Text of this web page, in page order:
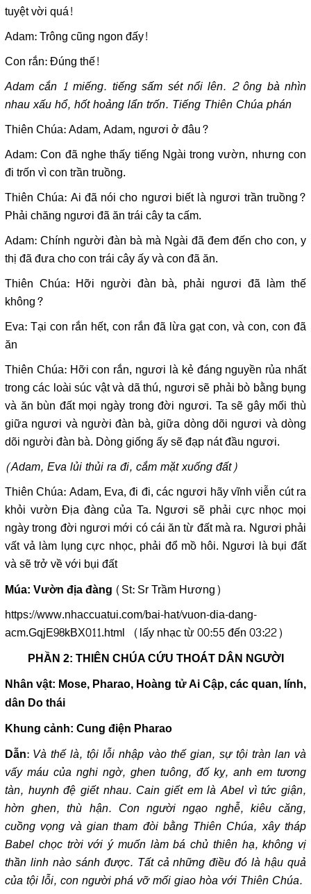
tuyệt vời quá!
Adam: Trông cũng ngon đấy!
Con rắn: Đúng thế!
Adam cắn 1 miếng. tiếng sấm sét nổi lên. 2 ông bà nhìn
nhau xấu hổ, hốt hoảng lẩn trốn. Tiếng Thiên Chúa phán
Thiên Chúa: Adam, Adam, ngươi ở đâu?
Adam: Con đã nghe thấy tiếng Ngài trong vườn, nhưng con
đi trốn vì con trần truồng.
Thiên Chúa: Ai đã nói cho ngươi biết là ngươi trần truồng?
Phải chăng ngươi đã ăn trái cây ta cấm.
Adam: Chính người đàn bà mà Ngài đã đem đến cho con, y
thị đã đưa cho con trái cây ấy và con đã ăn.
Thiên Chúa: Hỡi người đàn bà, phải ngươi đã làm thế
không?
Eva: Tại con rắn hết, con rắn đã lừa gạt con, và con, con đã
ăn
Thiên Chúa: Hỡi con rắn, ngươi là kẻ đáng nguyền rủa nhất
trong các loài súc vật và dã thú, ngươi sẽ phải bò bằng bụng
và ăn bùn đất mọi ngày trong đời ngươi. Ta sẽ gây mối thù
giữa ngươi và người đàn bà, giữa dòng dõi ngươi và dòng
dõi người đàn bà. Dòng giống ấy sẽ đạp nát đầu ngươi.
(Adam, Eva lủi thủi ra đi, cắm mặt xuống đất)
Thiên Chúa: Adam, Eva, đi đi, các ngươi hãy vĩnh viễn cút ra
khỏi vườn Địa đàng của Ta. Ngươi sẽ phải cực nhọc mọi
ngày trong đời ngươi mới có cái ăn từ đất mà ra. Ngươi phải
vất vả làm lụng cực nhọc, phải đổ mồ hôi. Ngươi là bụi đất
và sẽ trở về với bụi đất
Múa: Vườn địa đàng (St: Sr Trầm Hương)
https://www.nhaccuatui.com/bai-hat/vuon-dia-dang-
acm.GqjE98kBX011.html (lấy nhạc từ 00:55 đến 03:22)
PHẦN 2: THIÊN CHÚA CỨU THOÁT DÂN NGƯỜI
Nhân vật: Mose, Pharao, Hoàng tử Ai Cập, các quan, lính,
dân Do thái
Khung cảnh: Cung điện Pharao
Dẫn: Và thế là, tội lỗi nhập vào thế gian, sự tội tràn lan và
vấy máu của nghi ngờ, ghen tuông, đố kỵ, anh em tương
tàn, huynh đệ giết nhau. Cain giết em là Abel vì tức giận,
hờn ghen, thù hận. Con người ngạo nghễ, kiêu căng,
cuồng vọng và gian tham đòi bằng Thiên Chúa, xây tháp
Babel chọc trời với ý muốn làm bá chủ thiên hạ, không vị
thần linh nào sánh được. Tất cả những điều đó là hậu quả
của tội lỗi, con người phá vỡ mối giao hòa với Thiên Chúa.